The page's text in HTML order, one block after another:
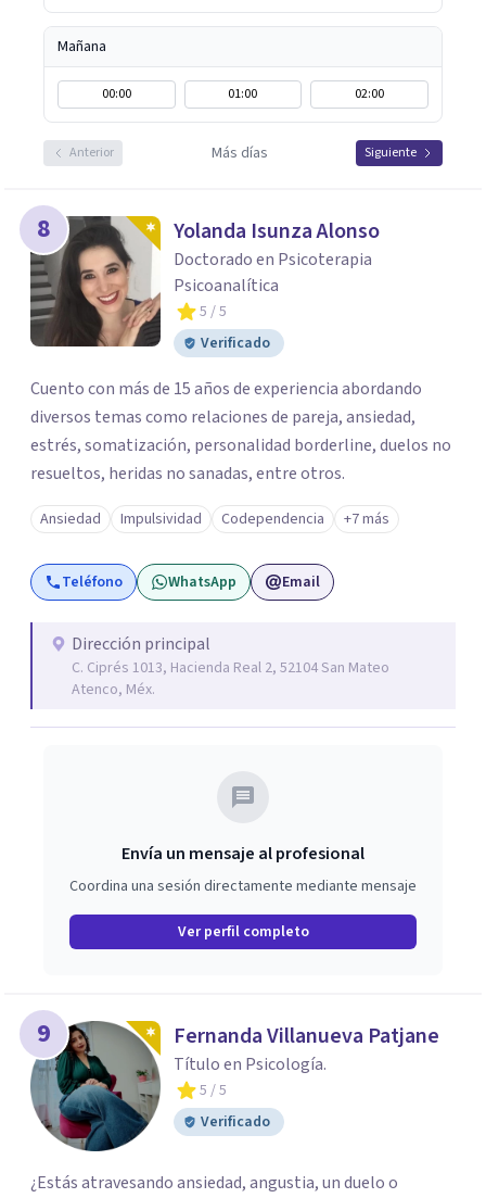
Mañana
00:00 01:00 02:00
Anterior Más días Siguiente
8 Yolanda Isunza Alonso
Doctorado en Psicoterapia
Psicoanalítica
5 / 5
Verificado
Cuento con más de 15 años de experiencia abordando
diversos temas como relaciones de pareja, ansiedad,
estrés, somatización, personalidad borderline, duelos no
resueltos, heridas no sanadas, entre otros.
Ansiedad Impulsividad Codependencia +7 más
Teléfono WhatsApp Email
Dirección principal
C. Ciprés 1013, Hacienda Real 2, 52104 San Mateo
Atenco, Méx.
Envía un mensaje al profesional
Coordina una sesión directamente mediante mensaje
Ver perfil completo
9 Fernanda Villanueva Patjane
Título en Psicología.
5 / 5
Verificado
¿Estás atravesando ansiedad, angustia, un duelo o